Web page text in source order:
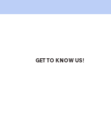
GET TO KNOW US!